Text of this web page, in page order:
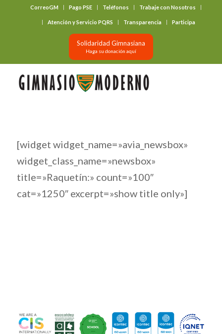
CorreoGM Pago PSE Teléfonos Trabaje con Nosotros
Atención y Servicio PQRS Transparencia Participa
Solidaridad Gimnasiana
Haga su donación aquí
[widget widget_name=»avia_newsbox»
widget_class_name=»newsbox»
title=»Raquetín:» count=»100″
cat=»1250″ excerpt=»show title only»]